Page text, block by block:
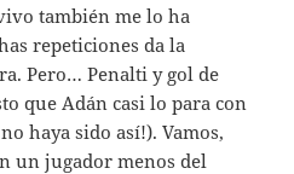
también me lo ha
repeticiones da la
Pero… Penalti y gol de
que Adán casi lo para con
haya sido así!). Vamos,
un jugador menos del